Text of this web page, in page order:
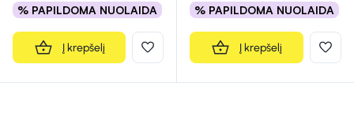
% PAPILDOMA NUOLAIDA
Į krepšelį
% PAPILDOMA NUOLAIDA
Į krepšelį